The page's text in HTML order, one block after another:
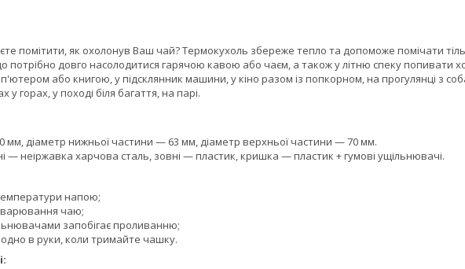
помітити, як охолонув Ваш чай? Термокухоль збереже тепло та допоможе помічати
потрібно довго насолодитися гарячою кавою або чаєм, а також у літню спеку попивати
або книгою, у підсклянник машини, у кіно разом із попкорном, на прогулянці з
у горах, у поході біля багаття, на парі.
діаметр нижньої частини — 63 мм, діаметр верхньої частини — 70 мм.
— неіржавка харчова сталь, зовні — пластик, кришка — пластик + гумові ущільнювачі.
напою;
чаю;
запобігає проливанню;
в руки, коли тримайте чашку.